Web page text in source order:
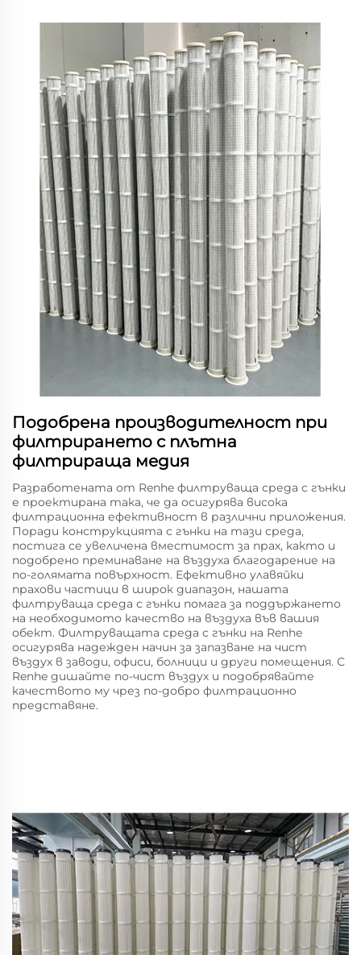
Подобрена производителност при
филтрирането с плътна
филтрираща медия
Разработената от Renhe филтруваща среда с гънки
е проектирана така, че да осигурява висока
филтрационна ефективност в различни приложения.
Поради конструкцията с гънки на тази среда,
постига се увеличена вместимост за прах, както и
подобрено преминаване на въздуха благодарение на
по-голямата повърхност. Ефективно улавяйки
прахови частици в широк диапазон, нашата
филтруваща среда с гънки помага за поддържането
на необходимото качество на въздуха във вашия
обект. Филтруващата среда с гънки на Renhe
осигурява надежден начин за запазване на чист
въздух в заводи, офиси, болници и други помещения. С
Renhe дишайте по-чист въздух и подобрявайте
качеството му чрез по-добро филтрационно
представяне.